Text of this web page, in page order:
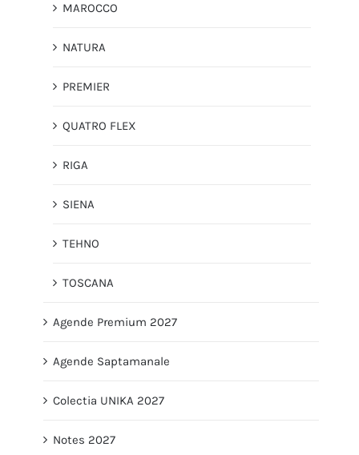
MAROCCO
NATURA
PREMIER
QUATRO FLEX
RIGA
SIENA
TEHNO
TOSCANA
Agende Premium 2027
Agende Saptamanale
Colectia UNIKA 2027
Notes 2027